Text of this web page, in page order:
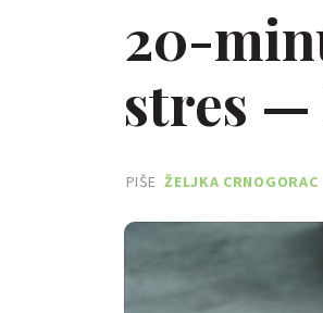
20-
stres —
PIŠE ŽELJKA CRNOGORAC